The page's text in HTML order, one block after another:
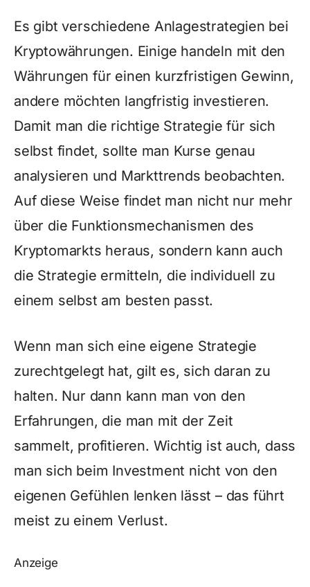
Es gibt verschiedene Anlagestrategien bei
Kryptowährungen. Einige handeln mit den
Währungen für einen kurzfristigen Gewinn,
andere möchten langfristig investieren.
Damit man die richtige Strategie für sich
selbst findet, sollte man Kurse genau
analysieren und Markttrends beobachten.
Auf diese Weise findet man nicht nur mehr
über die Funktionsmechanismen des
Kryptomarkts heraus, sondern kann auch
die Strategie ermitteln, die individuell zu
einem selbst am besten passt.
Wenn man sich eine eigene Strategie
zurechtgelegt hat, gilt es, sich daran zu
halten. Nur dann kann man von den
Erfahrungen, die man mit der Zeit
sammelt, profitieren. Wichtig ist auch, dass
man sich beim Investment nicht von den
eigenen Gefühlen lenken lässt – das führt
meist zu einem Verlust.
Anzeige